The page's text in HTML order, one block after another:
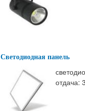
Светодиодная панель
отдача: